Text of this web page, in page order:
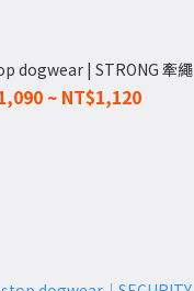
dogwear | STRONG 牽繩
~ NT$1,120